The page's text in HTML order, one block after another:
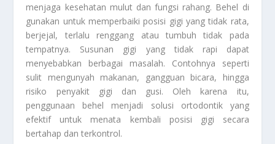
menjaga kesehatan mulut dan fungsi rahang. Behel di
gunakan untuk memperbaiki posisi gigi yang tidak rata,
berjejal, terlalu renggang atau tumbuh tidak pada
tempatnya. Susunan gigi yang tidak rapi dapat
menyebabkan berbagai masalah. Contohnya seperti
sulit mengunyah makanan, gangguan bicara, hingga
risiko penyakit gigi dan gusi. Oleh karena itu,
penggunaan behel menjadi solusi ortodontik yang
efektif untuk menata kembali posisi gigi secara
bertahap dan terkontrol.